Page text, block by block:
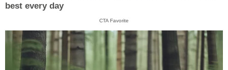
best every day
CTA Favorite